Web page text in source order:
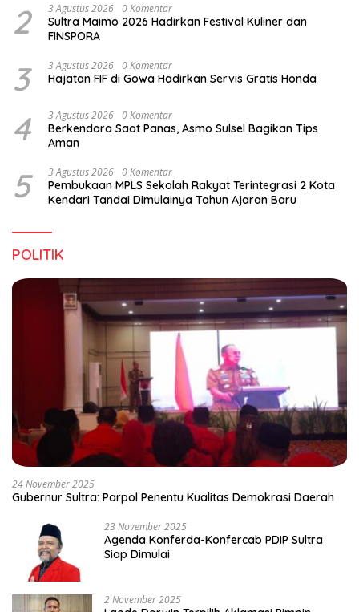
2 3 Agustus 2026 0 Komentar
Sultra Maimo 2026 Hadirkan Festival Kuliner dan
FINSPORA
3 3 Agustus 2026 0 Komentar
Hajatan FIF di Gowa Hadirkan Servis Gratis Honda
4 3 Agustus 2026 0 Komentar
Berkendara Saat Panas, Asmo Sulsel Bagikan Tips
Aman
5 3 Agustus 2026 0 Komentar
Pembukaan MPLS Sekolah Rakyat Terintegrasi 2 Kota
Kendari Tandai Dimulainya Tahun Ajaran Baru
POLITIK
24 November 2025
Gubernur Sultra: Parpol Penentu Kualitas Demokrasi Daerah
23 November 2025
Agenda Konferda-Konfercab PDIP Sultra
Siap Dimulai
2 November 2025